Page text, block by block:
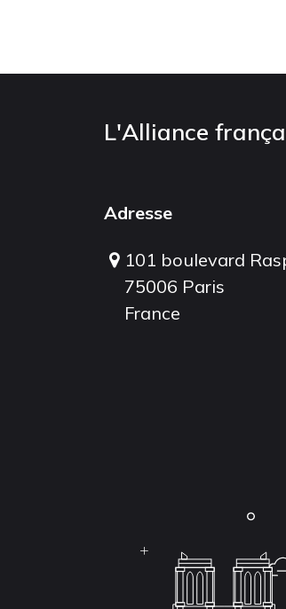
L'Alliance
Adresse
101 boulevard
75006 Paris
France